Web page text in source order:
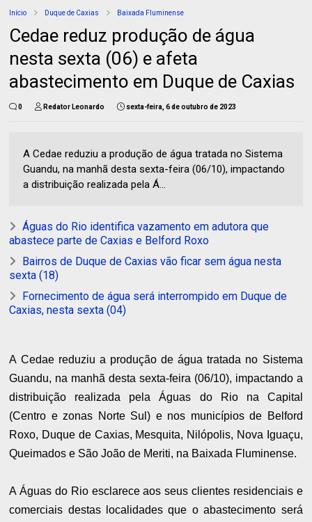
Início Duque de Caxias Baixada Fluminense
Cedae reduz produção de água
nesta sexta (06) e afeta
abastecimento em Duque de Caxias
0 Redator Leonardo sexta-feira, 6 de outubro de 2023
A Cedae reduziu a produção de água tratada no Sistema
Guandu, na manhã desta sexta-feira (06/10), impactando
a distribuição realizada pela Á...
Águas do Rio identifica vazamento em adutora que
abastece parte de Caxias e Belford Roxo
Bairros de Duque de Caxias vão ficar sem água nesta
sexta (18)
Fornecimento de água será interrompido em Duque de
Caxias, nesta sexta (04)
A Cedae reduziu a produção de água tratada no Sistema
Guandu, na manhã desta sexta-feira (06/10), impactando a
distribuição realizada pela Águas do Rio na Capital
(Centro e zonas Norte Sul) e nos municípios de Belford
Roxo, Duque de Caxias, Mesquita, Nilópolis, Nova Iguaçu,
Queimados e São João de Meriti, na Baixada Fluminense.
A Águas do Rio esclarece aos seus clientes residenciais e
comerciais destas localidades que o abastecimento será